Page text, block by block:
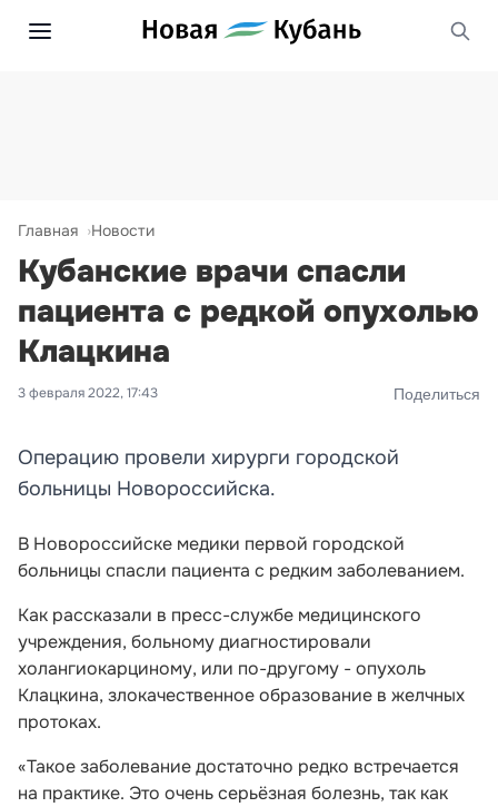
Главная Новости
Кубанские врачи спасли
пациента с редкой опухолью
Клацкина
3 февраля 2022, 17:43 Поделиться
Операцию провели хирурги городской
больницы Новороссийска.
В Новороссийске медики первой городской
больницы спасли пациента с редким заболеванием.
Как рассказали в пресс-службе медицинского
учреждения, больному диагностировали
холангиокарциному, или по-другому - опухоль
Клацкина, злокачественное образование в желчных
протоках.
«Такое заболевание достаточно редко встречается
на практике. Это очень серьёзная болезнь, так как